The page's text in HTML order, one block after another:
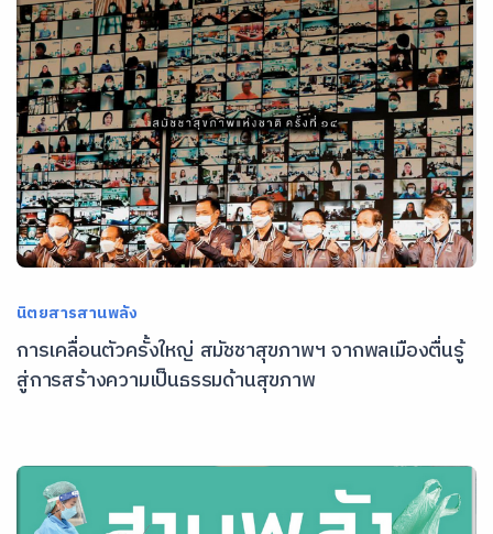
นิตยสารสานพลัง
การเคลื่อนตัวครั้งใหญ่ สมัชชาสุขภาพฯ จากพลเมืองตื่นรู้
สู่การสร้างความเป็นธรรมด้านสุขภาพ